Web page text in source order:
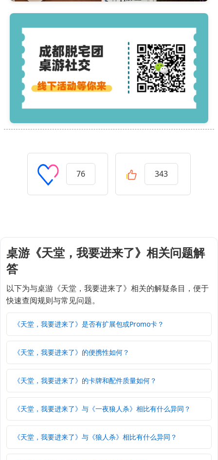
76 343
桌游《天堂，我要进来了》相关问题解
答
以下为与桌游《天堂，我要进来了》相关的解疑条目，便于
快速查阅规则与常见问题。
《天堂，我要进来了》是否有扩展包或Promo卡？
《天堂，我要进来了》的便携性如何？
《天堂，我要进来了》的卡牌和配件质量如何？
《天堂，我要进来了》与《一夜狼人杀》相比有什么异同？
《天堂，我要进来了》与《狼人杀》相比有什么异同？